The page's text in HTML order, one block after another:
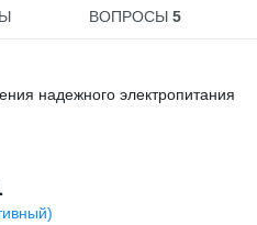
ВОПРОСЫ 5
надежного электропитания